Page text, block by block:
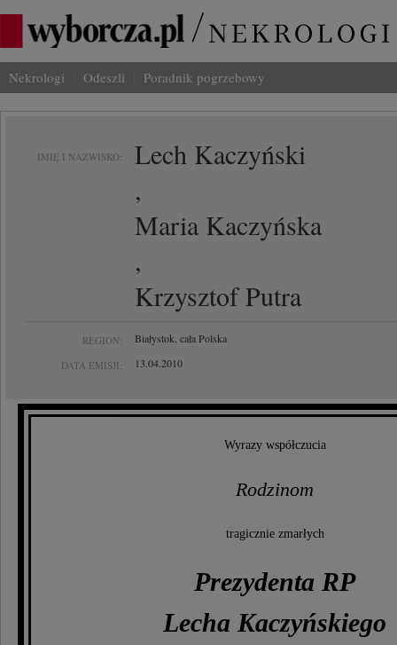
Nekrologi Odeszli Poradnik pogrzebowy
IMIĘ I NAZWISKO:
Lech Kaczyński
,
Maria Kaczyńska
,
Krzysztof Putra
REGION: Białystok, cała Polska
DATA EMISJI: 13.04.2010
Wyrazy współczucia
Rodzinom
tragicznie zmarłych
Prezydenta RP
Lecha Kaczyńskiego